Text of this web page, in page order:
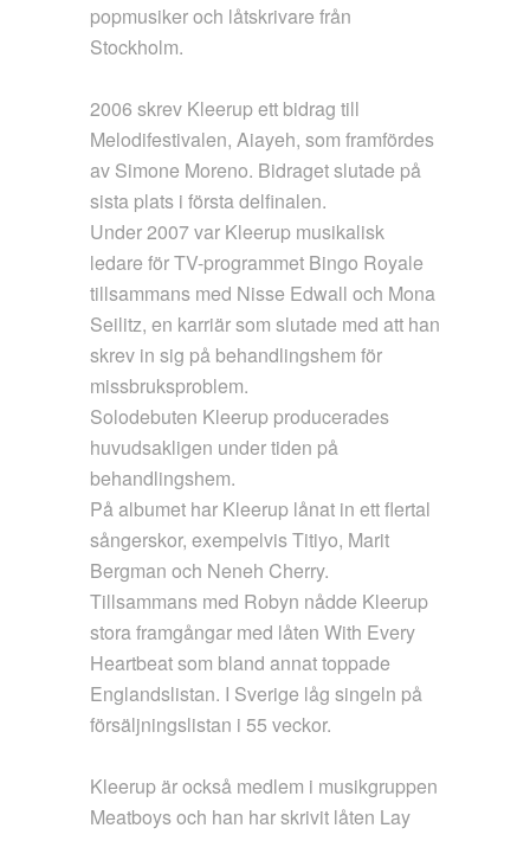
popmusiker och låtskrivare från
Stockholm.
2006 skrev Kleerup ett bidrag till
Melodifestivalen, Aiayeh, som framfördes
av Simone Moreno. Bidraget slutade på
sista plats i första delfinalen.
Under 2007 var Kleerup musikalisk
ledare för TV-programmet Bingo Royale
tillsammans med Nisse Edwall och Mona
Seilitz, en karriär som slutade med att han
skrev in sig på behandlingshem för
missbruksproblem.
Solodebuten Kleerup producerades
huvudsakligen under tiden på
behandlingshem.
På albumet har Kleerup lånat in ett flertal
sångerskor, exempelvis Titiyo, Marit
Bergman och Neneh Cherry.
Tillsammans med Robyn nådde Kleerup
stora framgångar med låten With Every
Heartbeat som bland annat toppade
Englandslistan. I Sverige låg singeln på
försäljningslistan i 55 veckor.
Kleerup är också medlem i musikgruppen
Meatboys och han har skrivit låten Lay